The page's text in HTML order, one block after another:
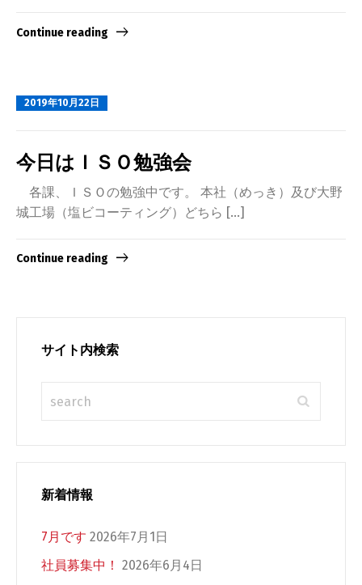
Continue reading
2019年10月22日
今日はＩＳＯ勉強会
各課、ＩＳＯの勉強中です。 本社（めっき）及び大野
城工場（塩ビコーティング）どちら […]
Continue reading
サイト内検索
新着情報
7月です 2026年7月1日
社員募集中！ 2026年6月4日